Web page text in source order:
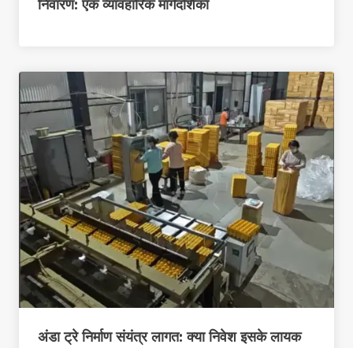
निवारण: एक व्यावहारिक मार्गदर्शिका
अंडा ट्रे निर्माण संयंत्र लागत: क्या निवेश इसके लायक